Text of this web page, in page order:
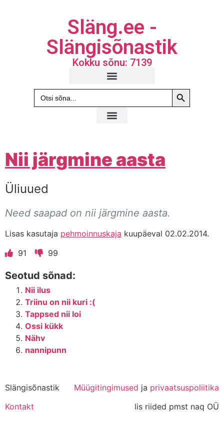
Släng.ee -
Slängisõnastik
Kokku sõnu: 7139
Search
for:
Search
Nii järgmine aasta
Üliuued
Need saapad on nii järgmine aasta.
Lisas kasutaja pehmoinnuskaja kuupäeval 02.02.2014.
91
99
Seotud sõnad:
Nii ilus
Triinu on nii kuri :(
Tappsed nii loi
Ossi kükk
Nähv
nannipunn
Slängisõnastik Müügitingimused ja privaatsuspoliitika
Kontakt
lis riided pmst naq OÜ